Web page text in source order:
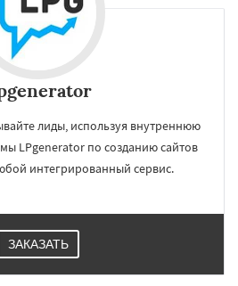
лиды, используя внутреннюю
LPgenerator по созданию сайтов
интегрированный сервис.
ЗАКАЗАТЬ